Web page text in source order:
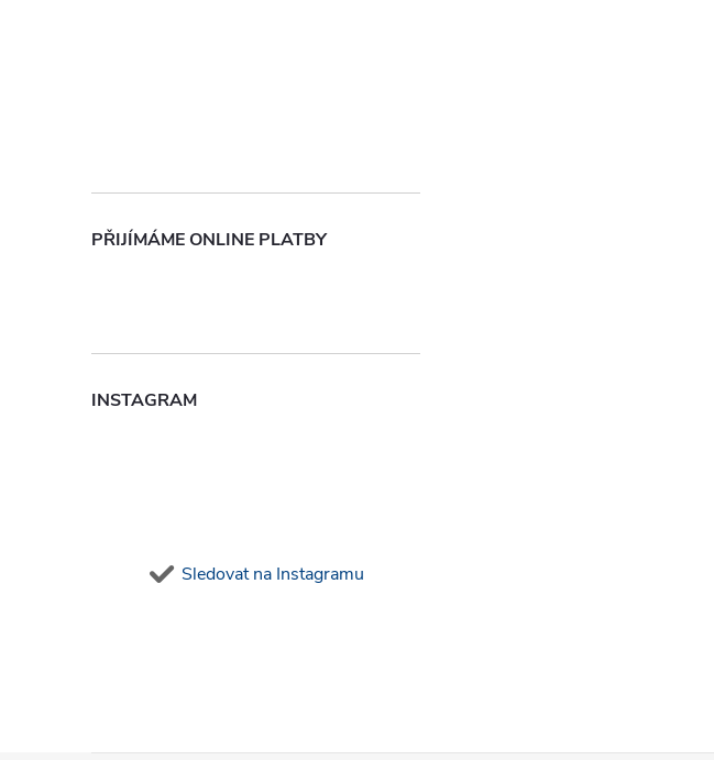
PŘIJÍMÁME ONLINE PLATBY
INSTAGRAM
Sledovat na Instagramu